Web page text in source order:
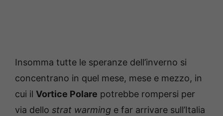
Insomma tutte le speranze dell’inverno si
concentrano in quel mese, mese e mezzo, in
cui il Vortice Polare potrebbe rompersi per
via dello strat warming e far arrivare sull’Italia